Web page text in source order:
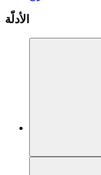
الأدلّة